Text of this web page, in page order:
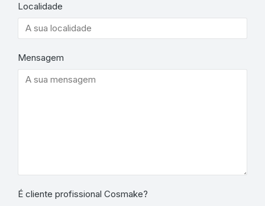
Localidade
Mensagem
É cliente profissional Cosmake?